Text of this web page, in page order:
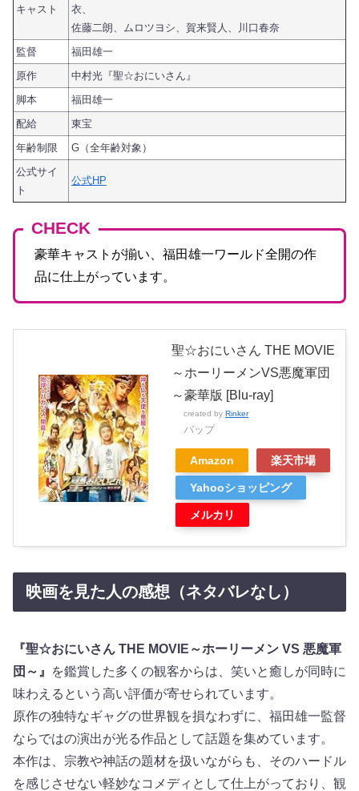
キャスト
衣、
佐藤二朗、ムロツヨシ、賀来賢人、川口春奈
監督
福田雄一
原作
中村光『聖☆おにいさん』
脚本
福田雄一
配給
東宝
年齢制限
G（全年齢対象）
公式サイ
ト
公式HP
CHECK
豪華キャストが揃い、福田雄一ワールド全開の作
品に仕上がっています。
聖☆おにいさん THE MOVIE
～ホーリーメンVS悪魔軍団
～豪華版 [Blu-ray]
created by Rinker
バップ
Amazon 楽天市場
Yahooショッピング
メルカリ
映画を見た人の感想（ネタバレなし）
『聖☆おにいさん THE MOVIE～ホーリーメン VS 悪魔軍
団～』
を鑑賞した多くの観客からは、笑いと癒しが同時に
味わえるという高い評価が寄せられています。
原作の独特なギャグの世界観を損なわずに、福田雄一監督
ならではの演出が光る作品として話題を集めています。
本作は、宗教や神話の題材を扱いながらも、そのハードル
を感じさせない軽妙なコメディとして仕上がっており、観